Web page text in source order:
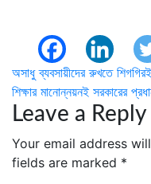
Post
navigation
অসাধু ব্যবসায়ীদের রুখতে
শিক্ষার মানোন্নয়নই সরকারের
Leave a Reply
Your email address
fields are marked *